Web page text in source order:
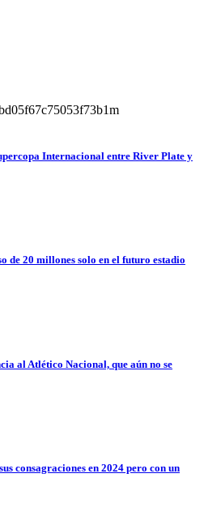
Internacional entre River Plate y
de 20 millones solo en el futuro estadio
al Atlético Nacional, que aún no se
consagraciones en 2024 pero con un